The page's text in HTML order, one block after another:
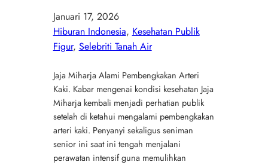
Januari 17, 2026
Hiburan Indonesia, Kesehatan Publik
Figur, Selebriti Tanah Air
Jaja Miharja Alami Pembengkakan Arteri
Kaki. Kabar mengenai kondisi kesehatan Jaja
Miharja kembali menjadi perhatian publik
setelah di ketahui mengalami pembengkakan
arteri kaki. Penyanyi sekaligus seniman
senior ini saat ini tengah menjalani
perawatan intensif guna memulihkan